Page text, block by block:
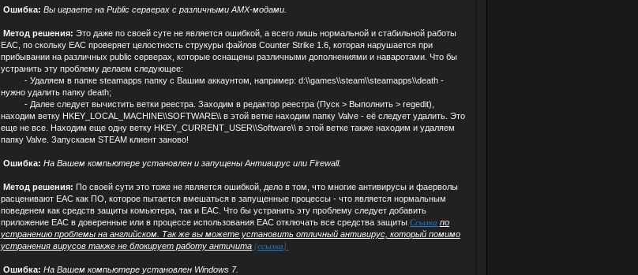
Ошибка: Вы играете на Public серверах с различными АМХ-модами.
Метод решения: Это даже по своей суте не является ошибкой, а всего лишь нормальной и стабильной работы
EAC, по скольку EAC проверяет целостность струкуры файлов Counter Strike 1.6, которая нарушается при
прибывании на различных public серверах, которые оснащены различными дополнениями и наваротами. Что бы
устранить эту проблему делаем следующее:
- Удаляем в папке steamapps папку с Вашим аккаунтом, например: d:\\games\\steam\\steamapps\\death -
нужно удалить папку death;
- Далее следует вычистить ветки реестра. Заходим в редактор реестра (Пуск > Выполнить > regedit),
находим ветку HKEY_LOCAL_MACHINE\\SOFTWARE\\ в этой ветке находим папку Valve - её следует удалить. Это
еще не все. Находим еще одну ветку HKEY_CURRENT_USER\\Software\\ в этой ветке также находим и удаляем
папку Valve. Запускаем STEAM клиент заново!
Ошибка: На Вашем компьютере установлен и запущены Антивирус или Firewall.
Метод решения: По своей сути это тоже не является ошибкой, дело в том, что многие антивирусы и фаерволы
расценивают EAC как ПО, которое пытается вмешаться в запущенные процессы - что является нормальным
поведенем как средств защиты комьютера, так и EAC. Что бы устранить эту проблему следует добавить
приложение EAC в доверенные или в процессе использования EAC отключать все средства защиты Ссылка по
устранению проблемы на английском. Так же вы можете установить отличный антивирус, который помимо
устранения вирусов также не блокирует работу античита (ссылка).
Ошибка: На Вашем компьютере установлен Windows 7.